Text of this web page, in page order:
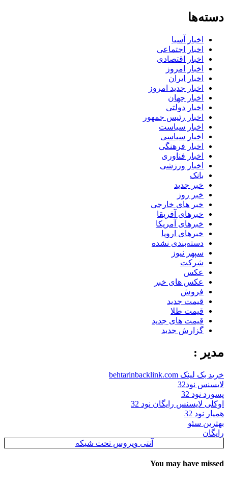
دسته‌ها
اخبار آسیا
اخبار اجتماعی
اخبار اقتصادی
اخبار امروز
اخبار ایران
اخبار جدید امروز
اخبار جهان
اخبار دولتی
اخبار رئیس جمهور
اخبار سیاست
اخبار سیاسی
اخبار فرهنگی
اخبار فناوری
اخبار ورزشی
بانک
خبر جدید
خبر روز
خبر های خارجی
خبرهای آفریقا
خبرهای آمریکا
خبرهای اروپا
دسته‌بندی نشده
سپهر نیوز
شرکت
عکس
عکس های خبر
فروش
قیمت جدید
قیمت طلا
قیمت های جدید
گزارش جدید
مدیر :
خرید بک لینک behtarinbacklink.com
لایسنس نود32
پسورد نود 32
اوکلی لایسنس رایگان نود 32
همیار نود 32
بهترین سئو
رایگان
آنتی ویروس تحت شبکه
You may have missed